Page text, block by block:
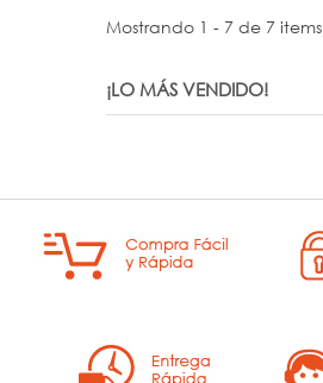
Mostrando 1 - 7 de 7 items
¡LO MÁS VENDIDO!